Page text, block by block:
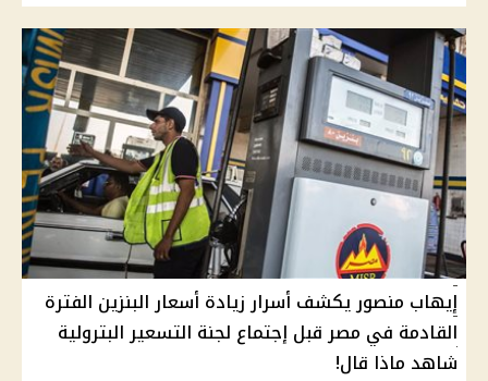
إيهاب منصور يكشف أسرار زيادة أسعار البنزين الفترة
القادمة في مصر قبل إجتماع لجنة التسعير البترولية
شاهد ماذا قال!